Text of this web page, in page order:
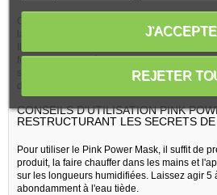
Ce masque capillaire ultra régénérant est
label qui se targue d'offrir des produits
Il est libre de parabènes, silicones et
formule douce et éco-friendly. Les
soin profond, efficace et durable pour leurs
CONSEILS D'UTILISATION PINK
RESTRUCTURANT LES SECRETS
Pour utiliser le Pink Power Mask, il suffit de
produit, la faire chauffer dans les mains et
sur les longueurs humidifiées. Laissez agir 5
abondamment à l'eau tiède.
REJETER
J'ACCEPTE